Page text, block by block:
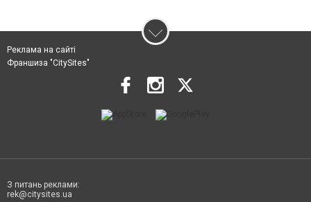
Реклама на сайті
Франшиза "CitySites"
З питань реклами:
rek@citysites.ua